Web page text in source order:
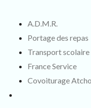
A.D.M.R.
Portage des repas
Transport scolaire
France Service
Covoiturage